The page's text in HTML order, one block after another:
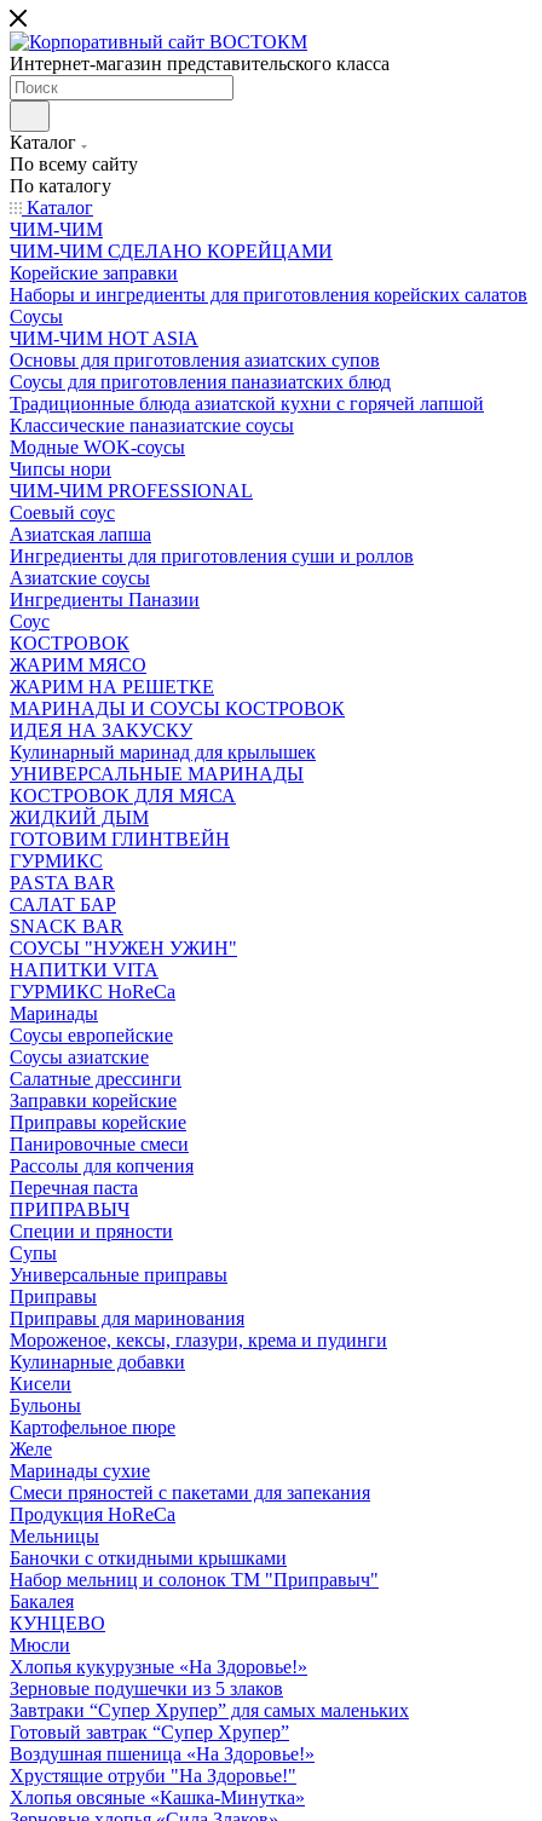
Интернет-магазин представительского класса
Каталог
По всему сайту
По каталогу
Каталог
ЧИМ-ЧИМ
ЧИМ-ЧИМ СДЕЛАНО КОРЕЙЦАМИ
Корейские заправки
Наборы и ингредиенты для приготовления корейских салатов
Соусы
ЧИМ-ЧИМ HOT ASIA
Основы для приготовления азиатских супов
Соусы для приготовления паназиатских блюд
Традиционные блюда азиатской кухни с горячей лапшой
Классические паназиатские соусы
Модные WOK-соусы
Чипсы нори
ЧИМ-ЧИМ PROFESSIONAL
Соевый соус
Азиатская лапша
Ингредиенты для приготовления суши и роллов
Азиатские соусы
Ингредиенты Паназии
Соус
КОСТРОВОК
ЖАРИМ МЯСО
ЖАРИМ НА РЕШЕТКЕ
МАРИНАДЫ И СОУСЫ КОСТРОВОК
ИДЕЯ НА ЗАКУСКУ
Кулинарный маринад для крылышек
УНИВЕРСАЛЬНЫЕ МАРИНАДЫ
КОСТРОВОК ДЛЯ МЯСА
ЖИДКИЙ ДЫМ
ГОТОВИМ ГЛИНТВЕЙН
ГУРМИКС
PASTA BAR
САЛАТ БАР
SNACK BAR
СОУСЫ "НУЖЕН УЖИН"
НАПИТКИ VITA
ГУРМИКС HoReCa
Маринады
Соусы европейские
Соуcы азиатские
Салатные дрессинги
Заправки корейские
Приправы корейские
Панировочные смеси
Рассолы для копчения
Перечная паста
ПРИПРАВЫЧ
Специи и пряности
Супы
Универсальные приправы
Приправы
Приправы для маринования
Мороженое, кексы, глазури, крема и пудинги
Кулинарные добавки
Кисели
Бульоны
Картофельное пюре
Желе
Маринады сухие
Смеси пряностей с пакетами для запекания
Продукция HoReCa
Мельницы
Баночки с откидными крышками
Набор мельниц и солонок ТМ "Приправыч"
Бакалея
КУНЦЕВО
Мюсли
Хлопья кукурузные «На Здоровье!»
Зерновые подушечки из 5 злаков
Завтраки “Супер Хрупер” для самых маленьких
Готовый завтрак “Супер Хрупер”
Воздушная пшеница «На Здоровье!»
Хрустящие отруби "На Здоровье!"
Хлопья овсяные «Кашка-Минутка»